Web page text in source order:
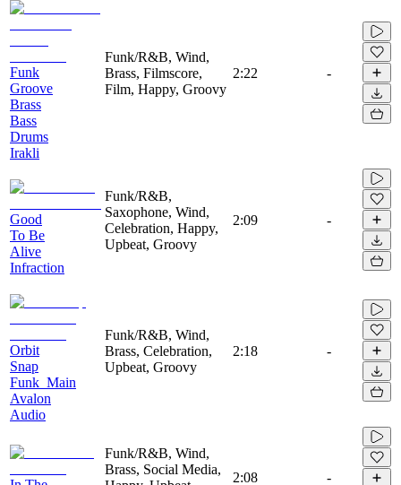
Funk
Groove
Brass
Bass
Drums
Irakli
Funk/R&B, Wind,
Brass, Filmscore,
Film, Happy, Groovy
2:22 -
Good
To Be
Alive
Infraction
Funk/R&B,
Saxophone, Wind,
Celebration, Happy,
Upbeat, Groovy
2:09 -
Orbit
Snap
Funk_Main
Avalon
Audio
Funk/R&B, Wind,
Brass, Celebration,
Upbeat, Groovy
2:18 -
Funk/R&B, Wind,
Brass, Social Media,
2:08 -